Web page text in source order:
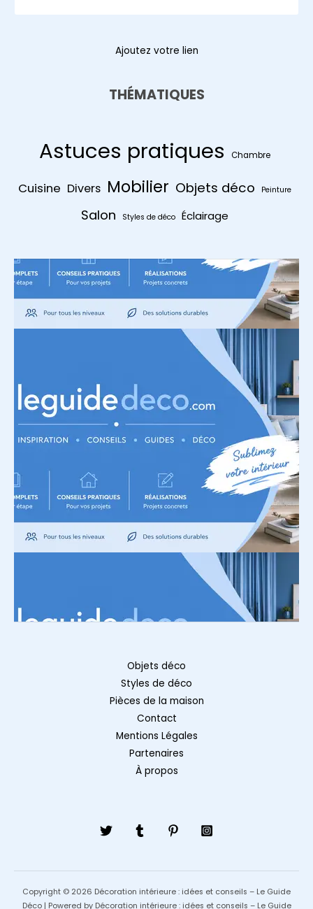
Ajoutez votre lien
THÉMATIQUES
Astuces pratiques Chambre
Cuisine Divers Mobilier Objets déco Peinture
Salon Styles de déco Éclairage
Objets déco
Styles de déco
Pièces de la maison
Contact
Mentions Légales
Partenaires
À propos
Copyright © 2026 Décoration intérieure : idées et conseils – Le Guide
Déco | Powered by Décoration intérieure : idées et conseils – Le Guide